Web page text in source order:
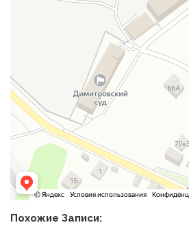
Похожие Записи: